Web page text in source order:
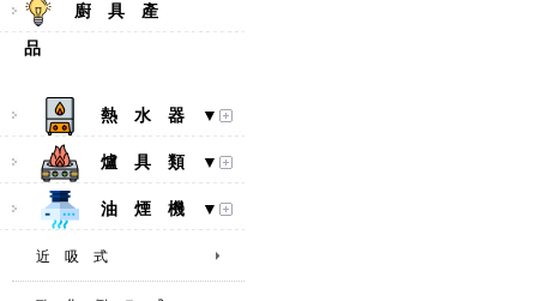
廚 具 產
品
熱 水 器 ▼
爐 具 類 ▼
油 煙 機 ▼
近 吸 式